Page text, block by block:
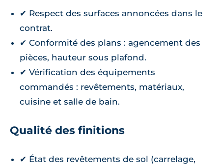
✔ Respect des surfaces annoncées dans le
contrat.
✔ Conformité des plans : agencement des
pièces, hauteur sous plafond.
✔ Vérification des équipements
commandés : revêtements, matériaux,
cuisine et salle de bain.
Qualité des finitions
✔ État des revêtements de sol (carrelage,